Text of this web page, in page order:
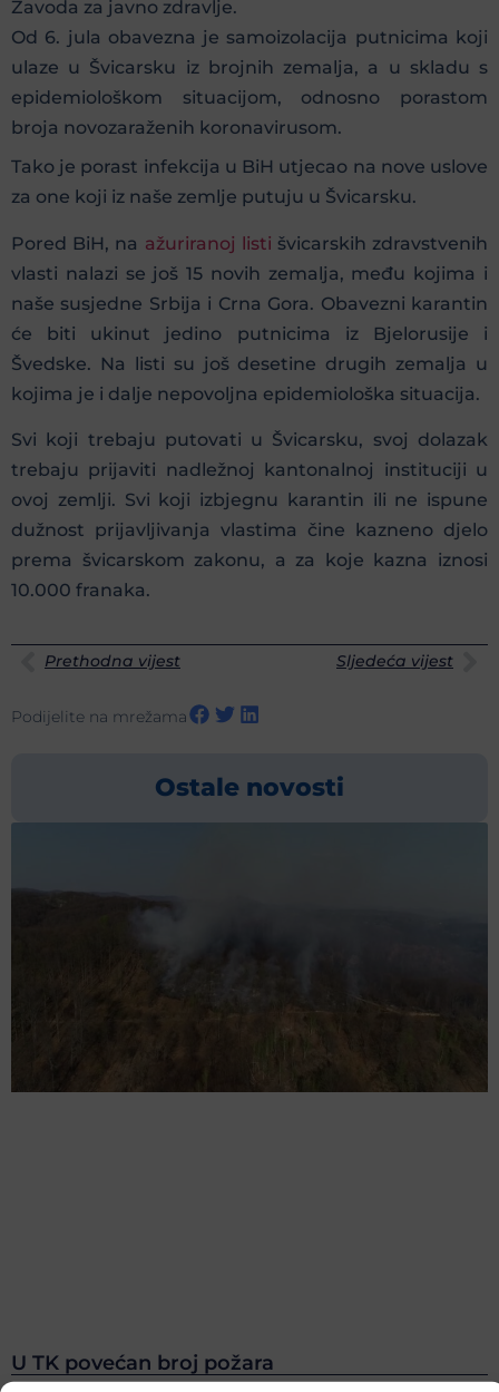
Zavoda za javno zdravlje.
Od 6. jula obavezna je samoizolacija putnicima koji
ulaze u Švicarsku iz brojnih zemalja, a u skladu s
epidemiološkom situacijom, odnosno porastom
broja novozaraženih koronavirusom.
Tako je porast infekcija u BiH utjecao na nove uslove
za one koji iz naše zemlje putuju u Švicarsku.
Pored BiH, na ažuriranoj listi švicarskih zdravstvenih
vlasti nalazi se još 15 novih zemalja, među kojima i
naše susjedne Srbija i Crna Gora. Obavezni karantin
će biti ukinut jedino putnicima iz Bjelorusije i
Švedske. Na listi su još desetine drugih zemalja u
kojima je i dalje nepovoljna epidemiološka situacija.
Svi koji trebaju putovati u Švicarsku, svoj dolazak
trebaju prijaviti nadležnoj kantonalnoj instituciji u
ovoj zemlji. Svi koji izbjegnu karantin ili ne ispune
dužnost prijavljivanja vlastima čine kazneno djelo
prema švicarskom zakonu, a za koje kazna iznosi
10.000 franaka.
Prethodna vijest Sljedeća vijest
Podijelite na mrežama
Ostale novosti
U TK povećan broj požara